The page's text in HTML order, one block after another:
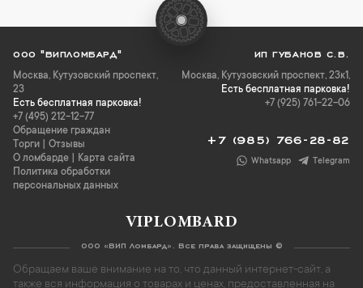
ООО "ВИПЛОМБАРД"
Москва, Кутузовский проспект,
23
Есть бесплатная парковка!
+7 (495) 212-12-77
Обращение граждан
Торги
Отзывы
О ломбарде
Карта сайта
Политика обработки
персональных данных
ИП ГУБАНОВ С.В.
Москва, Кутузовский проспект, 23к1,
Есть бесплатная парковка!
+7 (925) 761-22-06
+7 (985) 766-28-82
Whatsapp Telegram
VIPLOMBARD
ООО «ВИП Ломбард». Все права защищены ©
Обращаем ваше внимание на то, что данный интернет-сайт, а
также вся информация о товарах и ценах, предоставленная на